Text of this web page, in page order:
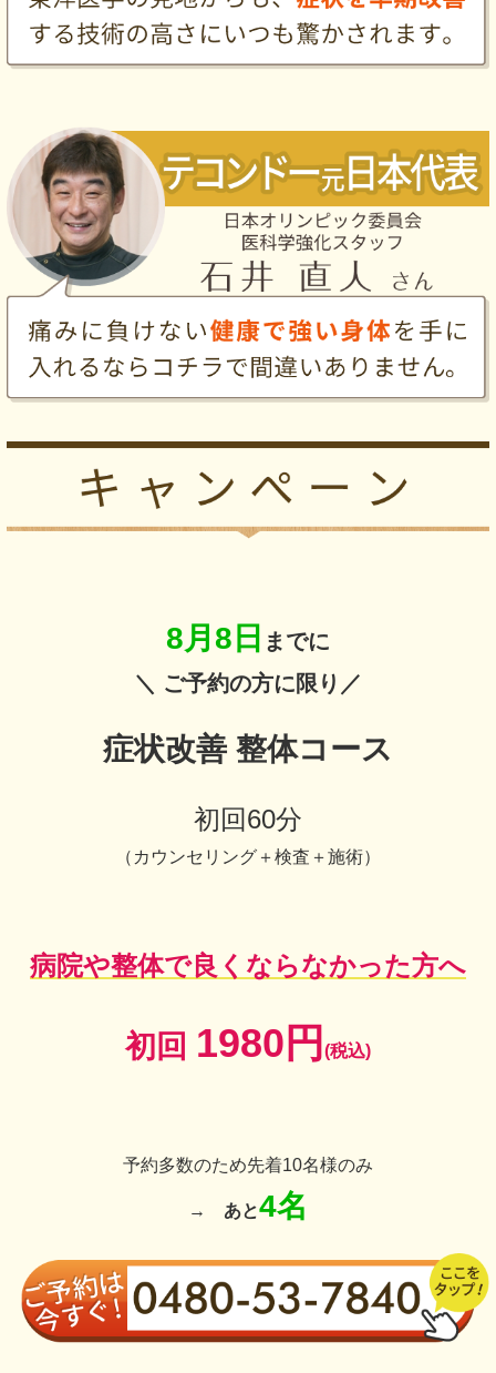
8月8日 までに
＼ ご予約の方に限り／
症状改善 整体コース
初回60分
（ カウンセリング＋検査＋施術）
病院や整体で良くならなかった方へ
初回 1980円 (税込)
予約多数のため先着10名様のみ
→ あと4名